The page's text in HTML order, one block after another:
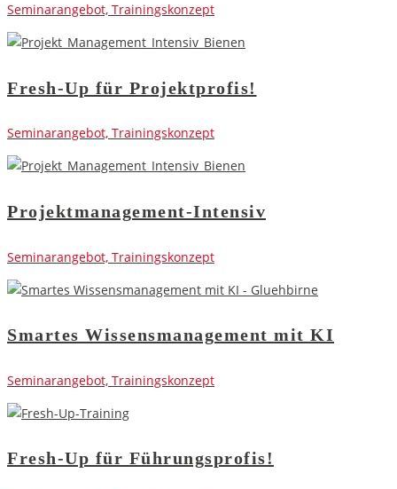
Seminarangebot, Trainingskonzept
Fresh-Up für Projektprofis!
Seminarangebot, Trainingskonzept
Projektmanagement-Intensiv
Seminarangebot, Trainingskonzept
Smartes Wissensmanagement mit KI
Seminarangebot, Trainingskonzept
Fresh-Up für Führungsprofis!